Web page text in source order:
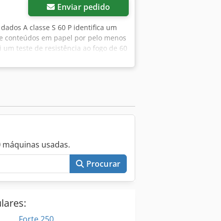
Enviar pedido
A classe S 60 P identifica um
conteúdos em papel por pelo menos
teste de resistência ao fogo de 60
simular proteção em caso de
contra incêndio: 60 minutos de
ao fogo: proteção até 1090°C •
1 Fabricante: Lampertz Tipo:
usadas.
Procurar